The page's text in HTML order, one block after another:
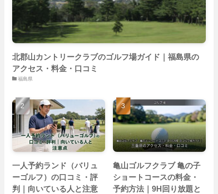
(22)
(26)
北郡山カントリークラブのゴルフ場ガイド｜福島県の
アクセス・料金・口コミ
福島県
一人予約ランド（バリュ
ーゴルフ）の口コミ・評
判｜向いている人と注意
亀山ゴルフクラブ 亀の子
ショートコースの料金・
予約方法｜9H回り放題と